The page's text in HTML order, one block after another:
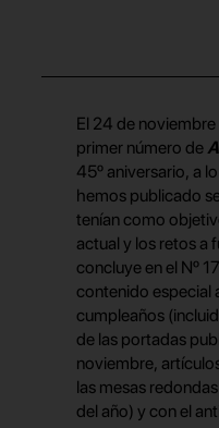
El 24 de
primer número de
45º aniversario, a
hemos publicado
tenían como
actual y los retos a
concluye en el Nº
contenido especial
cumpleaños
de las portadas
noviembre,
las mesas
del año) y con el